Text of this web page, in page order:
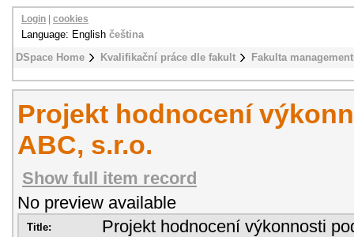
DSpace Home Kvalifikační práce dle fakult Fakulta
Login cookies
Language: English čeština
Projekt hodnocení
ABC, s.r.o.
Show full item record
No preview available
Title: Projekt hodnocení výkonnosti